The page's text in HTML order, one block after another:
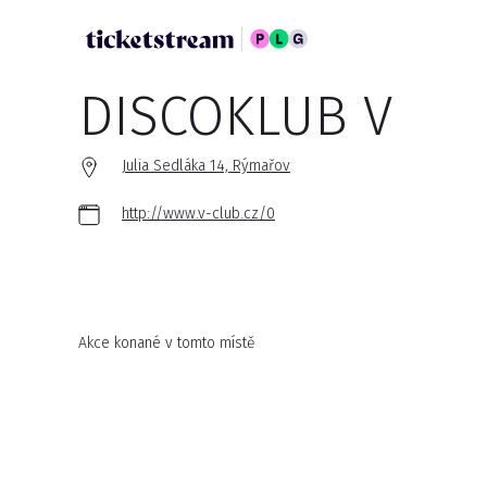
DISCOKLUB V
Julia Sedláka 14, Rýmařov
http://www.v-club.cz/0
Akce konané v tomto místě